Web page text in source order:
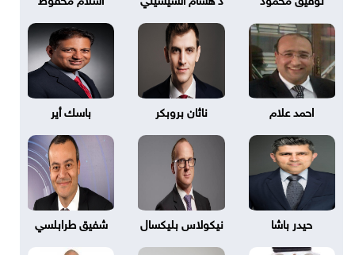
احمد علام ناثان بروبكر باسك أير
حيدر باشا نيكولاس بليكسال شفيق طرابلسي